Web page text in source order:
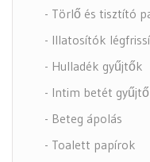
- Törlő és tisztító
- Illatosítók
- Hulladék gyűjtők
- Intim betét
- Beteg ápolás
- Toalett papírok